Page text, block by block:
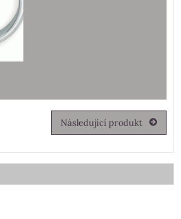
Následující produkt